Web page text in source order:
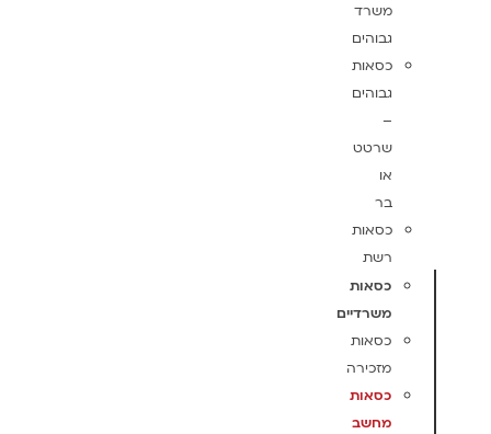
משרד
גבוהים
כסאות
גבוהים
–
שרטט
או
בר
כסאות
רשת
כסאות
משרדיים
כסאות
מזכירה
כסאות
מחשב